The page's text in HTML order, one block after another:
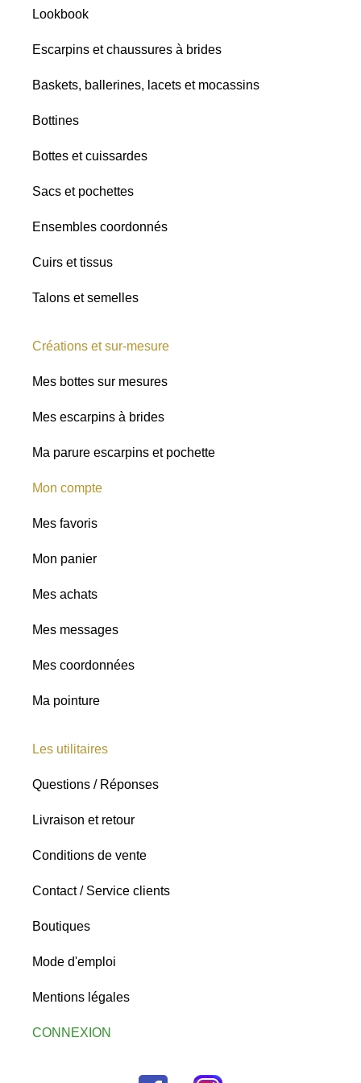
Satins
Paillettes
nuances
Mat
Brillant
Safari
Lookbook
Escarpins et chaussures à brides
Baskets, ballerines, lacets et mocassins
Bottines
Bottes et cuissardes
Sacs et pochettes
Ensembles coordonnés
Cuirs et tissus
Talons et semelles
Créations et sur-mesure
Mes bottes sur mesures
Mes escarpins à brides
Ma parure escarpins et pochette
Mon compte
Mes favoris
Mon panier
Mes achats
Mes messages
Mes coordonnées
Ma pointure
Les utilitaires
Questions / Réponses
Livraison et retour
Conditions de vente
Contact / Service clients
Boutiques
Mode d'emploi
Mentions légales
CONNEXION